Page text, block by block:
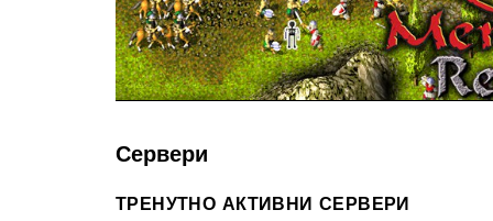
Сервери
ТРЕНУТНО АКТИВНИ СЕРВЕРИ